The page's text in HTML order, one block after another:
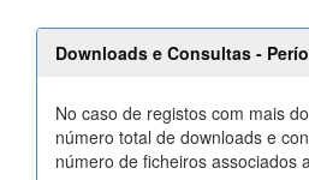
Downloads e Consultas -
No caso de registos com mais
número total de downloads e
número de ficheiros associados